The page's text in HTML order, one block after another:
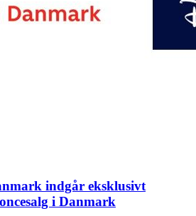
indgår eksklusivt
i Danmark